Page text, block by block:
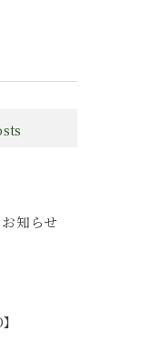
知らせ